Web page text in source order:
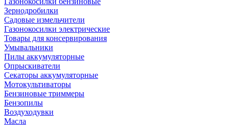
Зернодробилки
Садовые измельчители
Газонокосилки электрические
Товары для консервирования
Умывальники
Пилы аккумуляторные
Опрыскиватели
Секаторы аккумуляторные
Мотокультиваторы
Бензиновые триммеры
Бензопилы
Воздуходувки
Масла